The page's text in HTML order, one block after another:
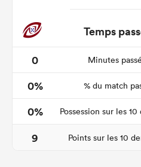
Temps
0
Minutes
0%
% du match
0%
Possession sur les
9
Points sur les 10